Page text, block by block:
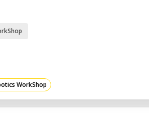
WorkShop